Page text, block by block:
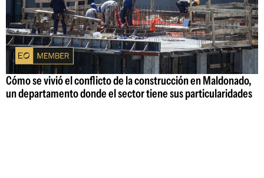
Cómo se vivió el conflicto de la construcción en Maldonado,
un departamento donde el sector tiene sus particularidades